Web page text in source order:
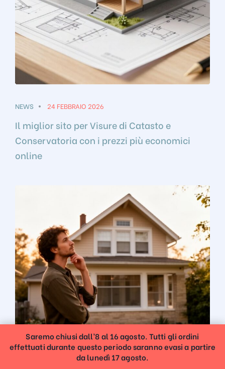
NEWS 24 FEBBRAIO 2026
Il miglior sito per Visure di Catasto e
Conservatoria con i prezzi più economici
online
Saremo chiusi dall’8 al 16 agosto. Tutti gli ordini
effettuati durante questo periodo saranno evasi a partire
da lunedì 17 agosto.